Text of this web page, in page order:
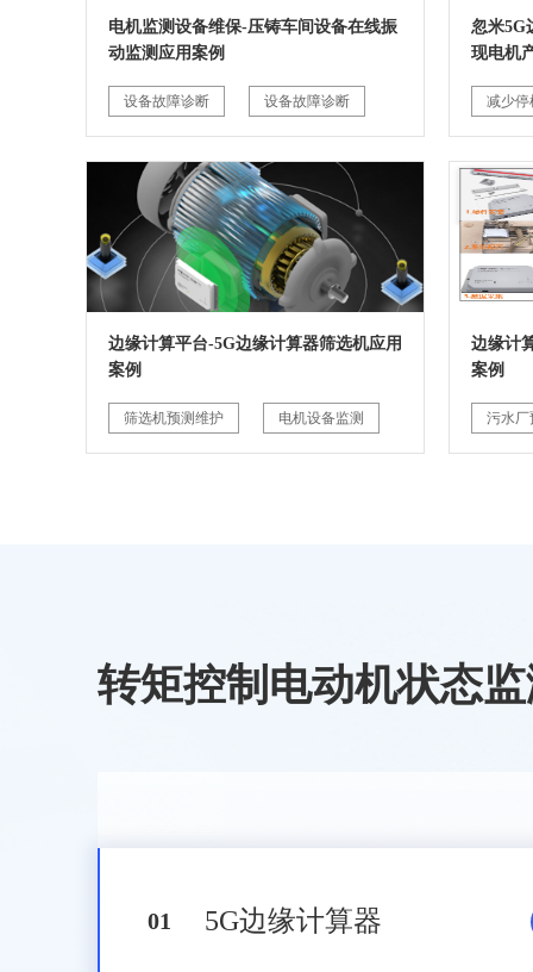
电机监测设备维保-压铸车间设备在线振
动监测应用案例
设备故障诊断 设备故障诊断
忽米5G
现电机
减少停
边缘计算平台-5G边缘计算器筛选机应用
案例
筛选机预测维护 电机设备监测
边缘计
案例
污水厂
转矩控制电动机状态
01 5G边缘计算器